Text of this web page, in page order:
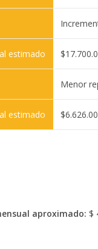
Menor
aproximado: $